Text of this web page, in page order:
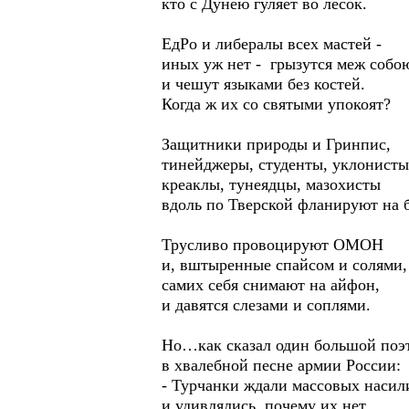
кто с Дунею гуляет во лесок.
ЕдРо и либералы всех мастей -
иных уж нет - грызутся меж
и чешут языками без костей.
Когда ж их со святыми упокоят?
Защитники природы и Гринпис,
тинейджеры, студенты,
креаклы, тунеядцы, мазохисты
вдоль по Тверской фланируют на
Трусливо провоцируют ОМОН
и, вштыренные спайсом и солями,
самих себя снимают на айфон,
и давятся слезами и соплями.
Но…как сказал один большой
в хвалебной песне армии России:
- Турчанки ждали массовых
и удивлялись, почему их нет.